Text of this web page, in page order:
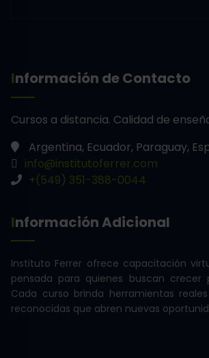
Información de Contacto
Cursos a distancia. Calidad de
Argentina, Ecuador, Paraguay,
info@institutoferrer.com
+(549) 351-388-0044
Información Adicional
Instituto Ferrer ofrece capacitación
pensada para quienes buscan crecer
Cada curso brinda herramientas
reconocidas que abren nuevas